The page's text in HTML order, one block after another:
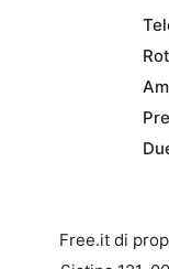
Free.it di